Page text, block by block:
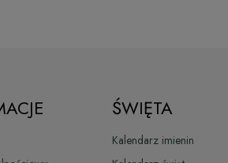
ŚWIĘTA
Kalendarz imienin